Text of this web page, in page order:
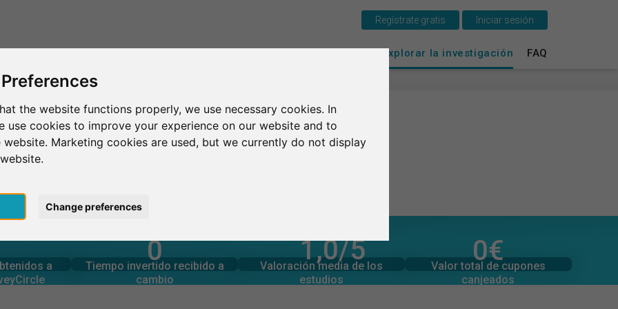
the website functions properly, we use necessary cookies. In
use cookies to improve your experience on our website and to
website. Marketing cookies are used, but we currently do not display
Change preferences
Explorar la investigación FAQ
Regístrate gratis Iniciar sesión
University of Lucknow
a
en 0
Tiempo invertido recibido a
cambio
0
Tiempo invertido en otros
estudios 1,0/5
Valoración media de los
estudios
0
Número total de valoraciones 0€
Valor total de cupones
canjeados
0€
Valor total de donaciones
Esto es SurveyCircle
Iniciar sesión
English
Deutsch